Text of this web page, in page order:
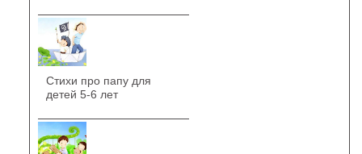
Стихи про папу для
детей 5-6 лет